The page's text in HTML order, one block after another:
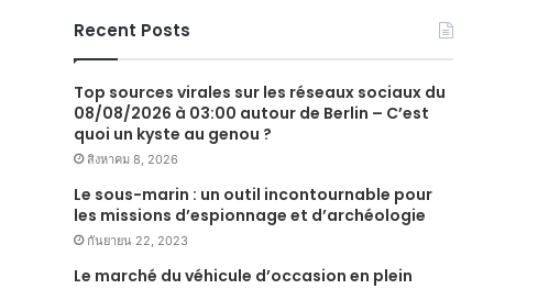
for
Recent Posts
Top sources virales sur les réseaux sociaux du
08/08/2026 à 03:00 autour de Berlin – C’est
quoi un kyste au genou ?
สิงหาคม 8, 2026
Le sous-marin : un outil incontournable pour
les missions d’espionnage et d’archéologie
กันยายน 22, 2023
Le marché du véhicule d’occasion en plein